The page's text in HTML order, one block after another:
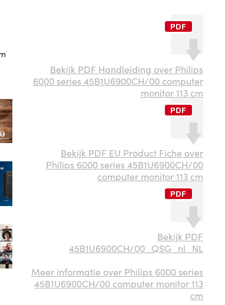
Bekijk PDF Handleiding over Philips
6000 series 45B1U6900CH/00 computer
monitor 113 cm
Bekijk PDF EU Product Fiche over
Philips 6000 series 45B1U6900CH/00
computer monitor 113 cm
Bekijk PDF
45B1U6900CH/00_QSG_nl_NL
Meer informatie over Philips 6000 series
45B1U6900CH/00 computer monitor 113
cm